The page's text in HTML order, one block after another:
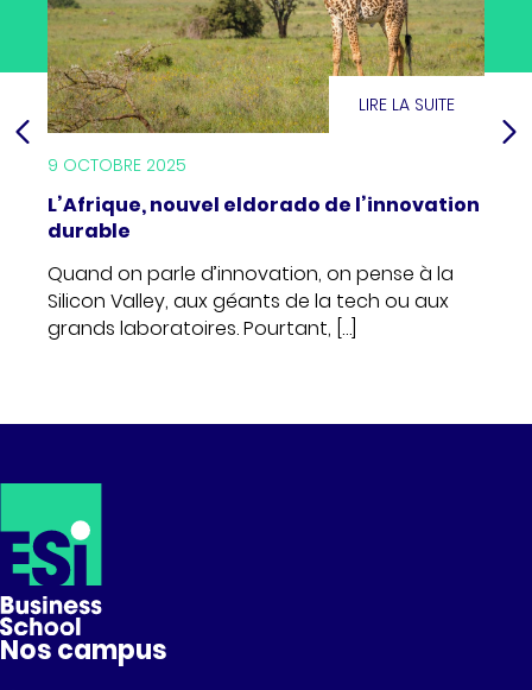
LIRE LA SUITE
9 OCTOBRE 2025
L’Afrique, nouvel eldorado de l’innovation
durable
Quand on parle d’innovation, on pense à la
Silicon Valley, aux géants de la tech ou aux
grands laboratoires. Pourtant, […]
Nos campus